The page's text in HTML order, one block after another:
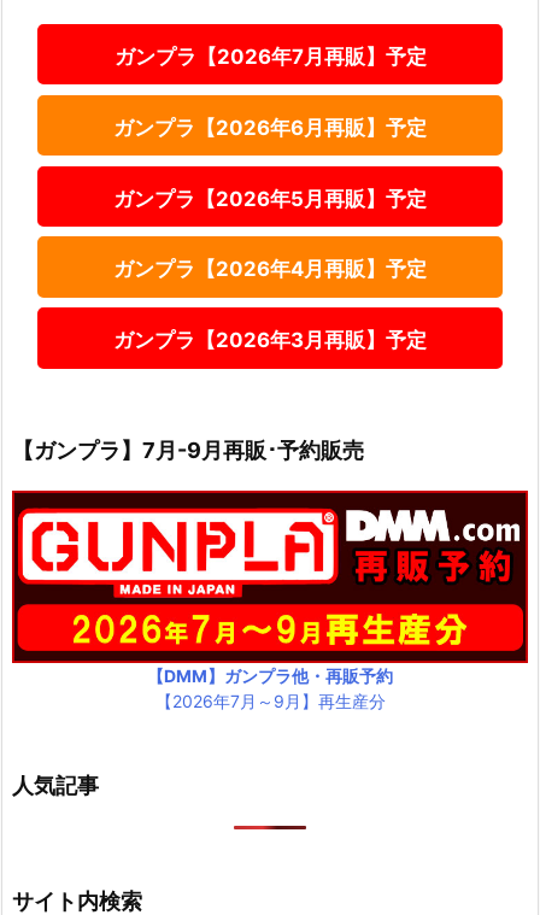
ガンプラ【2026年7月再販】予定
ガンプラ【2026年6月再販】予定
ガンプラ【2026年5月再販】予定
ガンプラ【2026年4月再販】予定
ガンプラ【2026年3月再販】予定
【ガンプラ】7月-9月再販･予約販売
【DMM】ガンプラ他・再販予約
【2026年7月～9月】再生産分
人気記事
サイト内検索